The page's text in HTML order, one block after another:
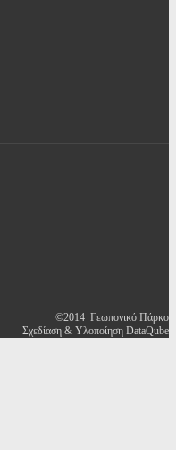
©2014 Γεωπονικό Πάρκο
Σχεδίαση & Υλοποίηση DataQube